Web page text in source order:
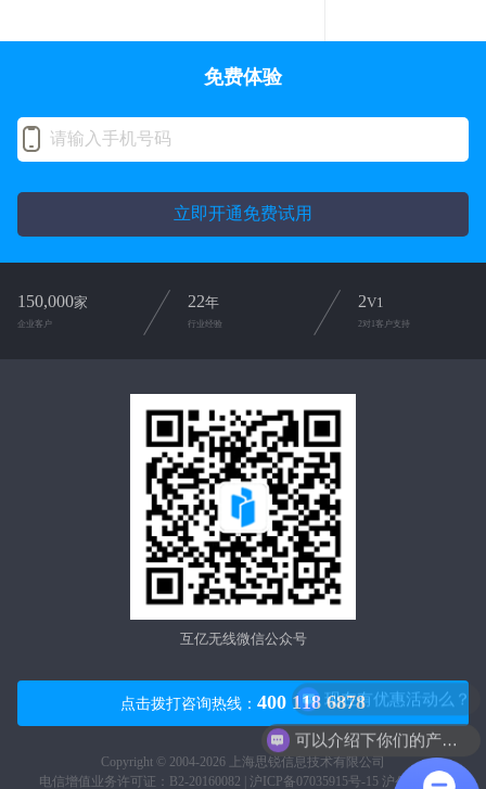
免费体验
立即开通免费试用
150,000家
企业客户
22年
行业经验
2V1
2对1客户支持
互亿无线微信公众号
点击拨打咨询热线： 400 118 6878
Copyright © 2004-2026 上海思锐信息技术有限公司
电信增值业务许可证：B2-20160082 | 沪ICP备07035915号-15 沪公网安备
可以介绍下你们的产品么？
现在有优惠活动么？